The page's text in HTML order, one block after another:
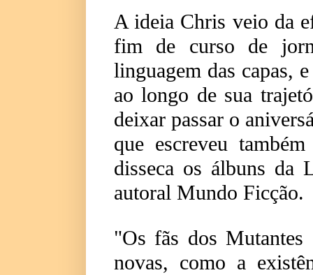
A ideia Chris veio da
fim de curso de
linguagem das capas,
ao longo de sua
deixar passar o
que escreveu
disseca os álbuns da
autoral Mundo Ficção.
"Os fãs dos Mutantes
novas, como a